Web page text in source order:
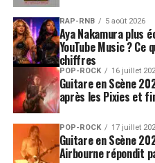
RAP-RNB 5 août 2026
Aya Nakamura plus
YouTube Music ?
chiffres
POP-ROCK 16 juillet
Guitare en Scène
après les Pixies et
POP-ROCK 17 juillet
Guitare en Scène
Airbourne répondit